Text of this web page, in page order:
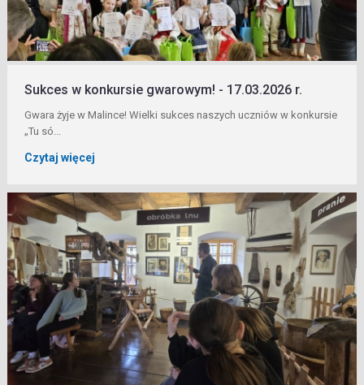
Sukces w konkursie gwarowym! - 17.03.2026 r.
Gwara żyje w Malince! Wielki sukces naszych uczniów w konkursie
„Tu só...
Czytaj więcej